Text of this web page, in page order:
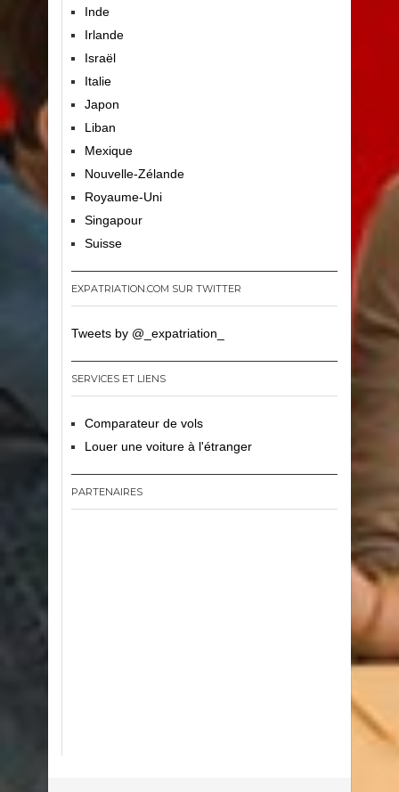
Inde
Irlande
Israël
Italie
Japon
Liban
Mexique
Nouvelle-Zélande
Royaume-Uni
Singapour
Suisse
EXPATRIATION.COM SUR TWITTER
Tweets by @_expatriation_
SERVICES ET LIENS
Comparateur de vols
Louer une voiture à l'étranger
PARTENAIRES